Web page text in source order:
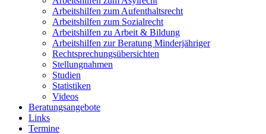
Arbeitshilfen zum Aufenthaltsrecht
Arbeitshilfen zum Sozialrecht
Arbeitshilfen zu Arbeit & Bildung
Arbeitshilfen zur Beratung Minderjähriger
Rechtsprechungsübersichten
Stellungnahmen
Studien
Statistiken
Videos
Beratungsangebote
Links
Termine